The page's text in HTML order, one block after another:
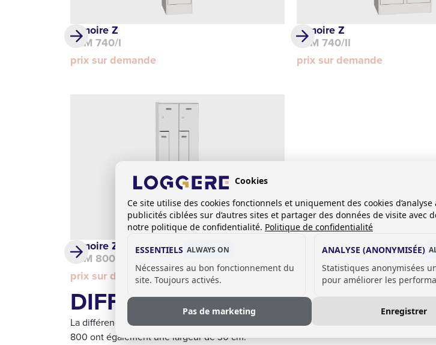
Armoire Z
DLM 740/I
prix sur demande
Armoire Z
DLM 740/II
prix sur demande
Armoire Z
DLM 800/II
prix sur demande
DIFFÉRENCE ENTRE LES
La différence réside dans la largeur : les casiers DLM 730 mesurent 30 cm de large,
800 ont également une largeur de 30 cm.
Cookies
Ce site utilise des cookies fonctionnels et uniquement des cookies
publicités ciblées sur d’autres sites et partager des données de visite avec
notre politique de confidentialité. Politique de confidentialité
ESSENTIELS ALWAYS ON
Nécessaires au bon fonctionnement du
site. Toujours activés.
ANALYSE (ANONYMISÉE)
Statistiques anonymisées
pour améliorer les
Pas de marketing Enregistrer